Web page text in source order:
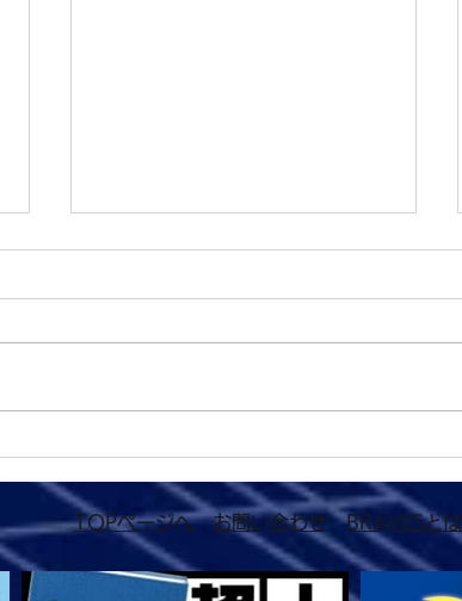
チケット発売中！7月30日
（日）BRAVES下北沢大会
​TOPページへ お問い合わせ BRAVESとは